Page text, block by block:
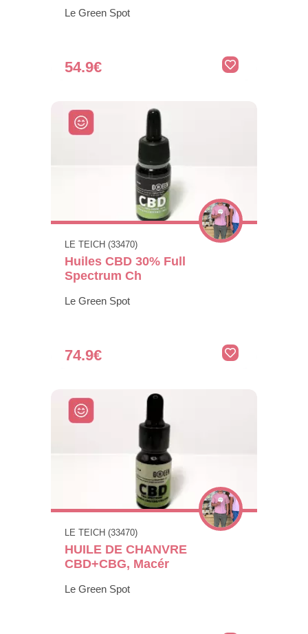
Le Green Spot
54.9€
LE TEICH (33470)
Huiles CBD 30% Full
Spectrum Ch
Le Green Spot
74.9€
LE TEICH (33470)
HUILE DE CHANVRE
CBD+CBG, Macér
Le Green Spot